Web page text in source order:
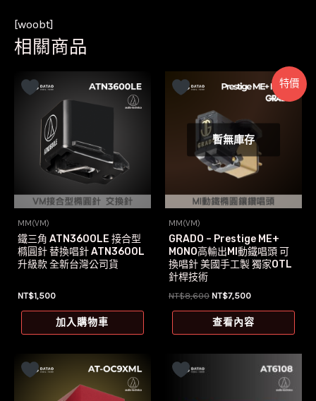
[woobt]
相關商品
MM(VM)
鐵三角 ATN3600LE 接合型
橢圓針 替換唱針 ATN3600L
升級款 全新台灣公司貨
NT$1,500
加入購物車
特價
暫無庫存
MM(VM)
GRADO – Prestige ME+
MONO高輸出MI動鐵唱頭 可
換唱針 美國手工製 獨家OTL
針桿技術
NT$8,600 原
價
格：
NT$7,500目
價
格：
查看內容